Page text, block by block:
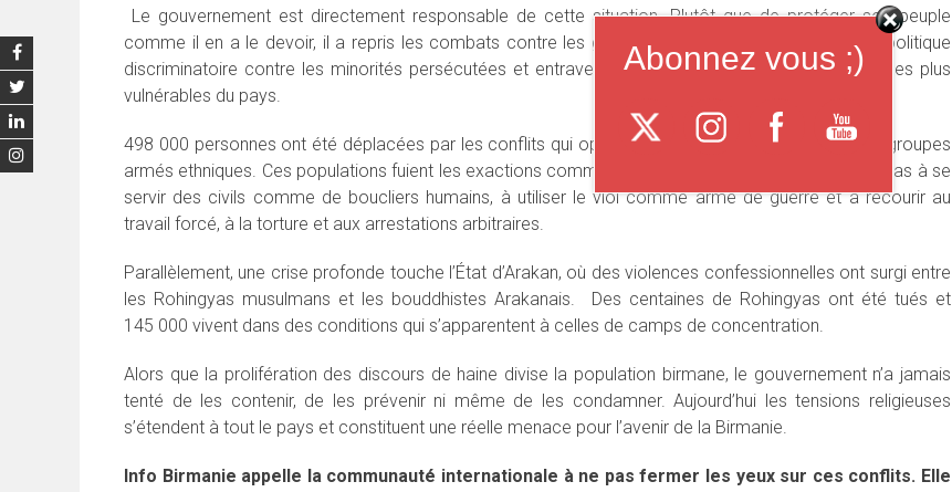
Le gouvernement est directement responsable de cette situation. Plutôt que de protéger son peuple
comme il en a le devoir, il a repris les combats contre les groupes armés ethniques, mène une politique
discriminatoire contre les minorités persécutées et entrave l’accès humanitaire des populations les plus
vulnérables du pays.
498 000 personnes ont été déplacées par les conflits qui opposent le gouvernement central aux groupes
armés ethniques. Ces populations fuient les exactions commises par l’armée birmane qui n’hésite pas à se
servir des civils comme de boucliers humains, à utiliser le viol comme arme de guerre et à recourir au
travail forcé, à la torture et aux arrestations arbitraires.
Parallèlement, une crise profonde touche l’État d’Arakan, où des violences confessionnelles ont surgi entre
les Rohingyas musulmans et les bouddhistes Arakanais. Des centaines de Rohingyas ont été tués et
145 000 vivent dans des conditions qui s’apparentent à celles de camps de concentration.
Alors que la prolifération des discours de haine divise la population birmane, le gouvernement n’a jamais
tenté de les contenir, de les prévenir ni même de les condamner. Aujourd’hui les tensions religieuses
s’étendent à tout le pays et constituent une réelle menace pour l’avenir de la Birmanie.
Info Birmanie appelle la communauté internationale à ne pas fermer les yeux sur ces conflits. Elle
Abonnez vous ;)